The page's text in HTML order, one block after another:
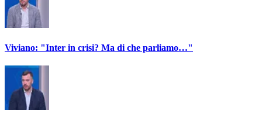
Viviano: "Inter in crisi? Ma di che parliamo…"